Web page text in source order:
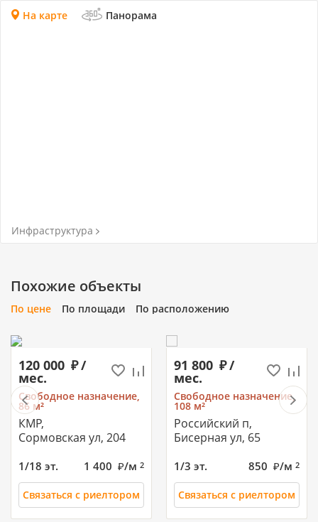
На карте Панорама
Инфраструктура
Похожие объекты
По цене По площади По расположению
120 000 /
мес.
Свободное назначение,
86 м²
КМР,
Сормовская ул, 204
1/18 эт. 1 400 /м 2
Связаться с риелтором
91 800 /
мес.
Свободное назначение,
108 м²
Российский п,
Бисерная ул, 65
1/3 эт. 850 /м 2
Связаться с риелтором